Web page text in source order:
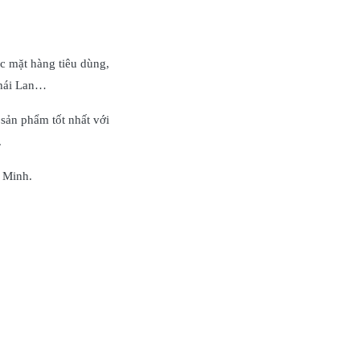
mặt hàng tiêu dùng,
Lan…
phẩm tốt nhất với
Minh.